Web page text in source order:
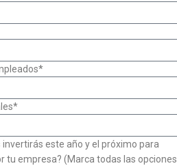
invertirás este año y el próximo para
tu empresa? (Marca todas las opciones